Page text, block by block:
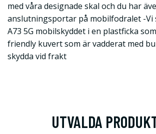
med våra designade skal och du har
anslutningsportar på mobilfodralet -Vi
A73 5G mobilskyddet i en plastficka
friendly kuvert som är vadderat med
skydda vid frakt
UTVALDA